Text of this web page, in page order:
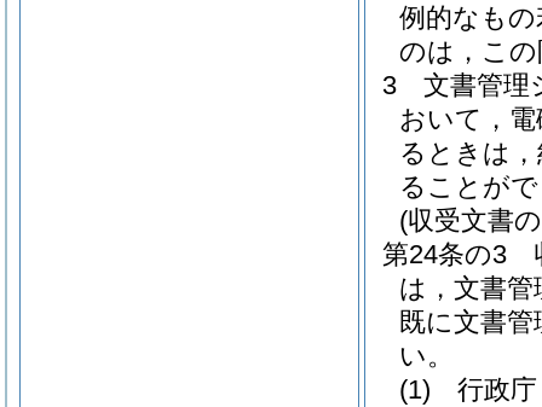
例的なも
のは，こ
3
文書管理
おいて，
るときは
ることが
(収受文書
第24条の3
は，文書
既に文書
い。
(1)
行政